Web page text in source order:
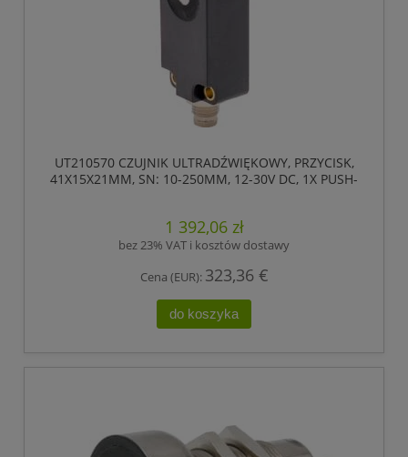
UT210570 CZUJNIK ULTRADŹWIĘKOWY, PRZYCISK,
41X15X21MM, SN: 10-250MM, 12-30V DC, 1X PUSH-
WIĄZKA DŹWIĘKU
1 392,06 zł
bez 23% VAT i kosztów dostawy
Cena (EUR): 323,36 €
do koszyka